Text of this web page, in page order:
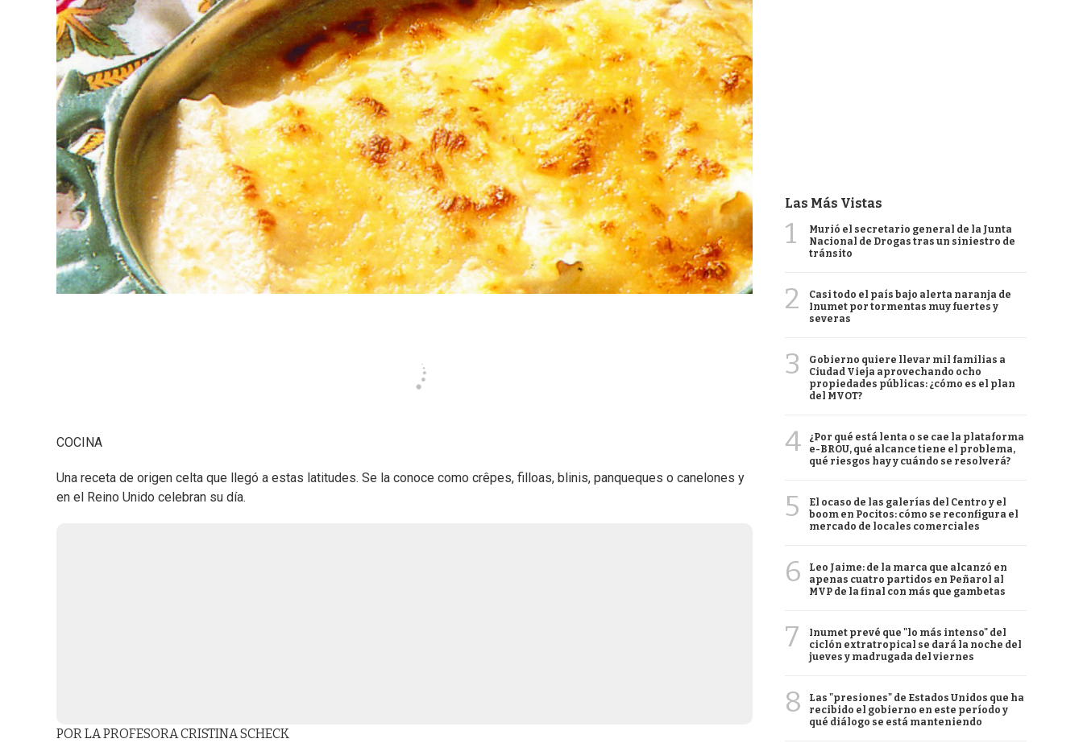
COCINA
Una receta de origen celta que llegó a estas latitudes. Se la conoce como crêpes, filloas, blinis, panqueques o canelones y
en el Reino Unido celebran su día.
POR LA PROFESORA CRISTINA SCHECK
Las Más Vistas
1
Murió el secretario general de la Junta
Nacional de Drogas tras un siniestro de
tránsito
2
Casi todo el país bajo alerta naranja de
Inumet por tormentas muy fuertes y
severas
3
Gobierno quiere llevar mil familias a
Ciudad Vieja aprovechando ocho
propiedades públicas: ¿cómo es el plan
del MVOT?
4
¿Por qué está lenta o se cae la plataforma
e-BROU, qué alcance tiene el problema,
qué riesgos hay y cuándo se resolverá?
5
El ocaso de las galerías del Centro y el
boom en Pocitos: cómo se reconfigura el
mercado de locales comerciales
6
Leo Jaime: de la marca que alcanzó en
apenas cuatro partidos en Peñarol al
MVP de la final con más que gambetas
7
Inumet prevé que "lo más intenso" del
ciclón extratropical se dará la noche del
jueves y madrugada del viernes
8
Las "presiones" de Estados Unidos que ha
recibido el gobierno en este período y
qué diálogo se está manteniendo